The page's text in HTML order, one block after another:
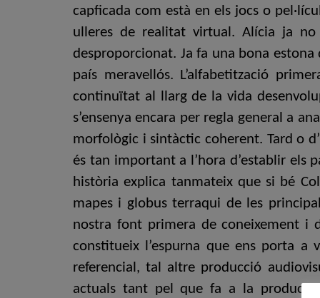
capficada com està en els jocs o
ulleres de realitat virtual. Alícia ja
desproporcionat. Ja fa una bona
país meravellós. L’alfabetització
continuïtat al llarg de la vida
s’ensenya encara per regla general a
morfològic i sintàctic coherent. Tard o
és tan important a l’hora d’establir els
història explica tanmateix que si bé
mapes i globus terraqui de les
nostra font primera de coneixement i
constitueix l’espurna que ens porta
referencial, tal altre producció
actuals tant pel que fa a la